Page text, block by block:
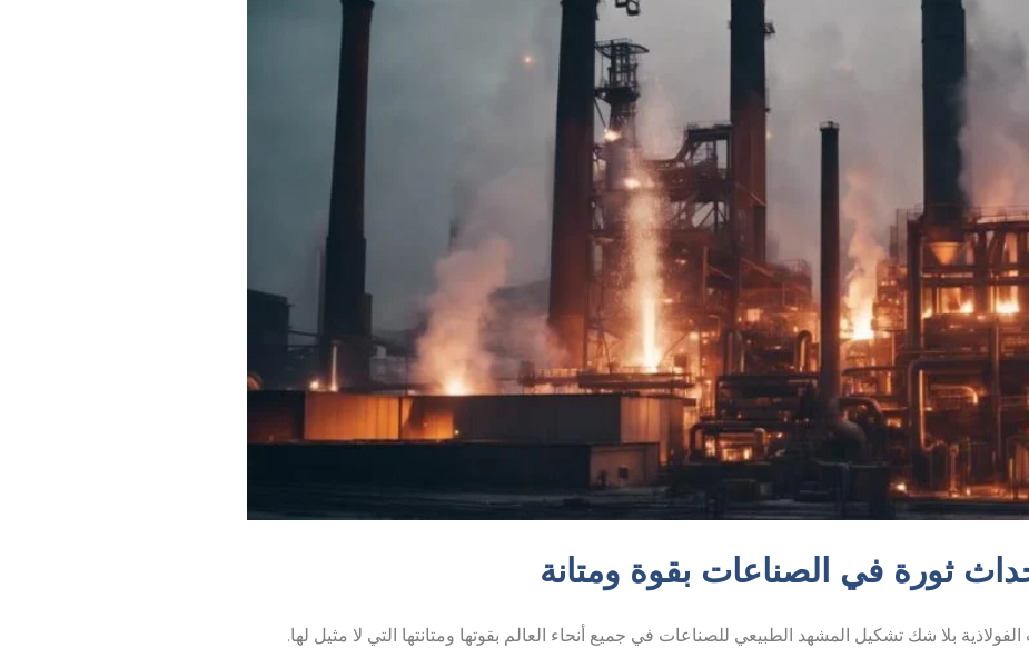
ثورة في الصناعات بقوة ومتانة
بلا شك تشكيل المشهد الطبيعي للصناعات في جميع أنحاء العالم بقوتها ومتانتها التي لا مثيل لها.